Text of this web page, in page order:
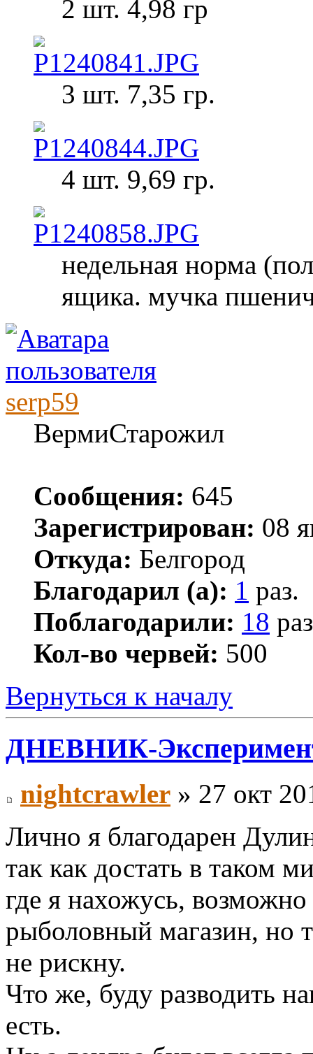
2 шт. 4,98 гр
3 шт. 7,35 гр.
4 шт. 9,69 гр.
недельная норма
ящика. мучка
serp59
ВермиСтарожил
Сообщения: 645
Зарегистрирован: 08
Откуда: Белгород
Благодарил (а): 1 раз.
Поблагодарили: 18
Кол-во червей: 500
Вернуться к началу
ДНЕВНИК-
nightcrawler » 27 окт
Лично я благодарен
так как достать в таком
где я нахожусь,
рыболовный магазин, но
не рискну.
Что же, буду разводить
есть.